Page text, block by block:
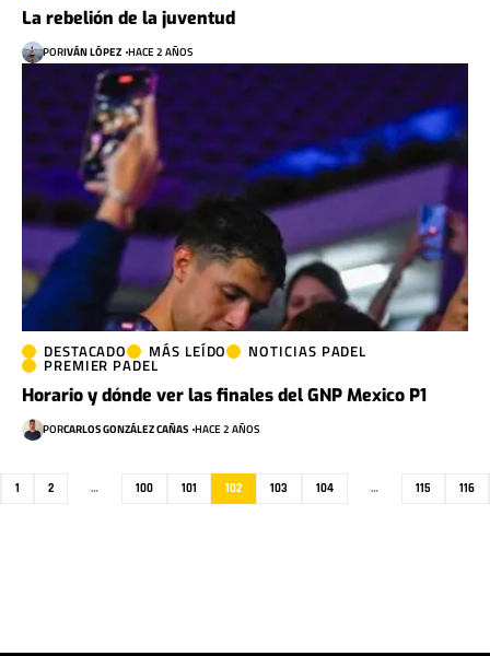
La rebelión de la juventud
PORIVÁN LÓPEZ HACE 2 AÑOS
DESTACADO MÁS LEÍDO NOTICIAS PADEL
PREMIER PADEL
Horario y dónde ver las finales del GNP Mexico P1
PORCARLOS GONZÁLEZ CAÑAS HACE 2 AÑOS
1 2 … 100 101 102 103 104 … 115 116